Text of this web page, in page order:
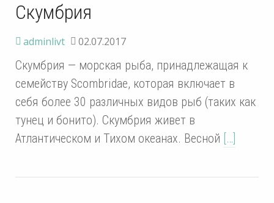
Скумбрия
adminlivt 02.07.2017
Скумбрия — морская рыба, принадлежащая к
семейству Scombridae, которая включает в
себя более 30 различных видов рыб (таких как
тунец и бонито). Скумбрия живет в
Атлантическом и Тихом океанах. Весной […]